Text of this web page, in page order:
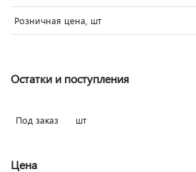
Розничная цена, шт
Остатки и поступления
Под заказ шт
Цена